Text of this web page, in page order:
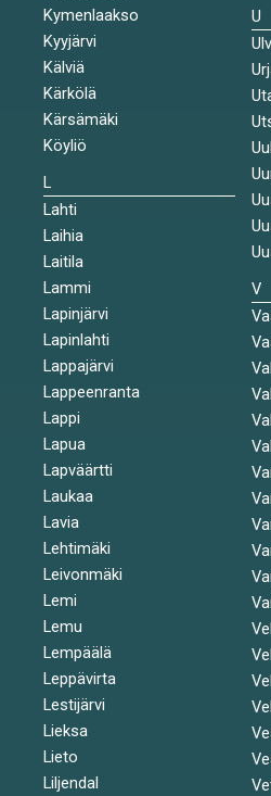
Kymenlaakso
Kyyjärvi
Kälviä
Kärkölä
Kärsämäki
Köyliö
L
Lahti
Laihia
Laitila
Lammi
Lapinjärvi
Lapinlahti
Lappajärvi
Lappeenranta
Lappi
Lapua
Lapväärtti
Laukaa
Lavia
Lehtimäki
Leivonmäki
Lemi
Lemu
Lempäälä
Leppävirta
Lestijärvi
Lieksa
Lieto
Liljendal
U
V